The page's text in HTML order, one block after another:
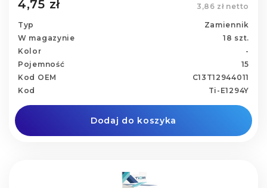
4,75 zł 3,86 zł netto
Typ
Zamiennik
W magazynie
18 szt.
Kolor
-
Pojemność
15
Kod OEM
C13T12944011
Kod
Ti-E1294Y
Dodaj do koszyka